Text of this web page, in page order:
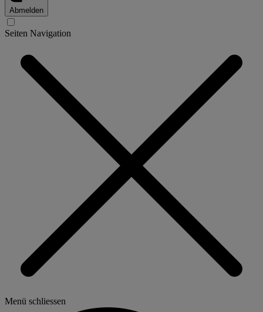
Abmelden
Seiten Navigation
Menü schliessen